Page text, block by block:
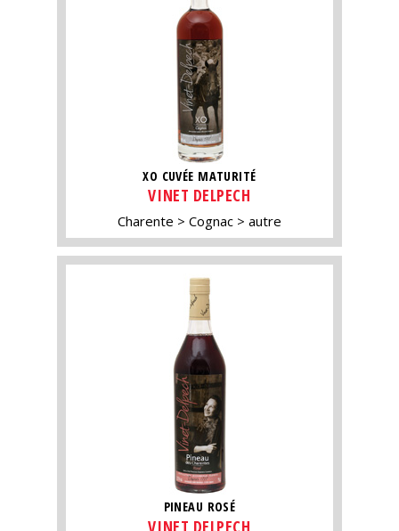
XO CUVÉE MATURITÉ
VINET DELPECH
Charente Cognac autre
PINEAU ROSÉ
VINET DELPECH